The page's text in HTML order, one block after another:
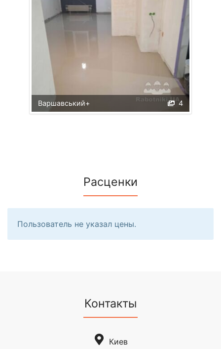
4
Варшавський+
Расценки
Пользователь не указал цены.
Контакты
Киев